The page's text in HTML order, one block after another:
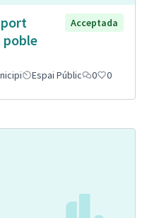
poble
Acceptada
Espai Públic 0 0